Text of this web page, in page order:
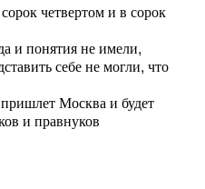
четвертом и в сорок
и понятия не имели,
себе не могли, что
Москва и будет
и правнуков